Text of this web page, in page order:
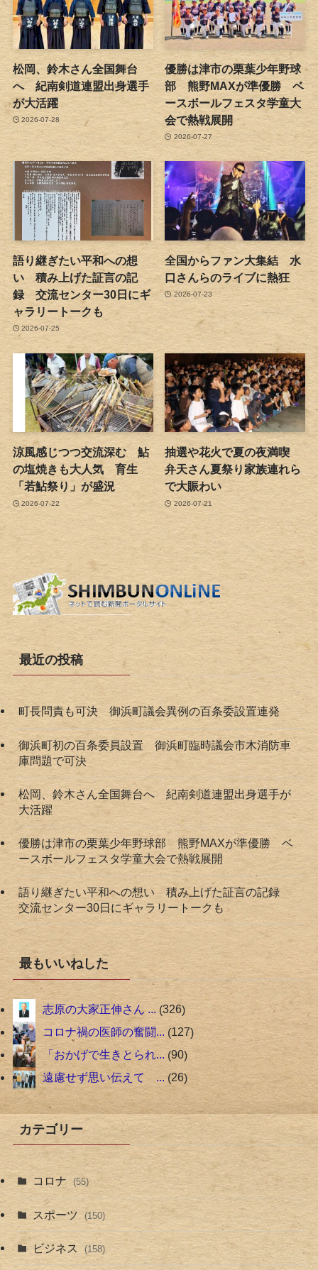
松岡、鈴木さん全国舞台
へ 紀南剣道連盟出身選手
が大活躍
2026-07-28
優勝は津市の栗葉少年野球
部 熊野MAXが準優勝 ベ
ースボールフェスタ学童大
会で熱戦展開
2026-07-27
語り継ぎたい平和への想
い 積み上げた証言の記
録 交流センター30日にギ
ャラリートークも
2026-07-25
全国からファン大集結 水
口さんらのライブに熱狂
2026-07-23
涼風感じつつ交流深む 鮎
の塩焼きも大人気 育生
「若鮎祭り」が盛況
2026-07-22
抽選や花火で夏の夜満喫
弁天さん夏祭り家族連れら
で大賑わい
2026-07-21
最近の投稿
町長問責も可決 御浜町議会異例の百条委設置連発
御浜町初の百条委員設置 御浜町臨時議会市木消防車
庫問題で可決
松岡、鈴木さん全国舞台へ 紀南剣道連盟出身選手が
大活躍
優勝は津市の栗葉少年野球部 熊野MAXが準優勝 ベ
ースボールフェスタ学童大会で熱戦展開
語り継ぎたい平和への想い 積み上げた証言の記録
交流センター30日にギャラリートークも
最もいいねした
志原の大家正伸さん ... 326
コロナ禍の医師の奮闘... 127
「おかげで生きとられ... 90
遠慮せず思い伝えて ... 26
カテゴリー
コロナ (55)
スポーツ (150)
ビジネス (158)